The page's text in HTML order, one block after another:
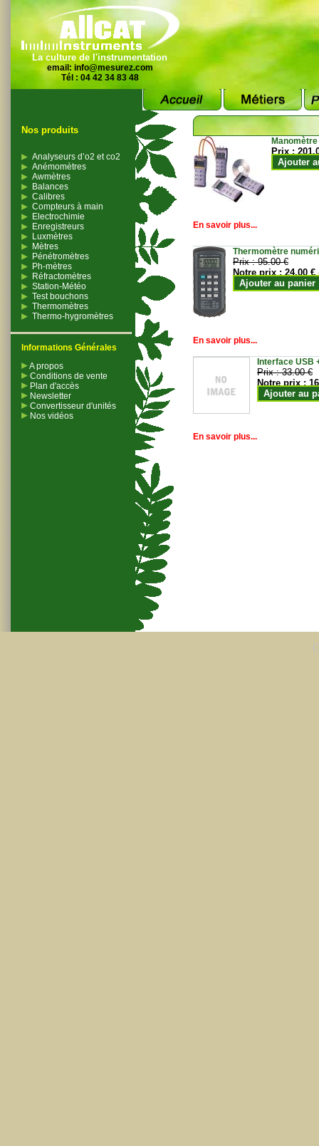
La culture de l'instrumentation
email: info@mesurez.com
Tél : 04 42 34 83 48
Nos produits
Analyseurs d’o2 et co2
Anémomètres
Awmètres
Balances
Calibres
Compteurs à main
Electrochimie
Enregistreurs
Luxmètres
Mètres
Pénétromètres
Ph-mètres
Réfractomètres
Station-Météo
Test bouchons
Thermomètres
Thermo-hygromètres
Informations Générales
A propos
Conditions de vente
Plan d'accès
Newsletter
Convertisseur d'unités
Nos vidéos
Prix :
Ajouter
En savoir plus...
Thermomètre
Prix :95.00 €
Notre prix :24.00 €
Ajouter au panier
En savoir plus...
Interface USB
Prix :33.00 €
Notre prix :
Ajouter au
En savoir plus...